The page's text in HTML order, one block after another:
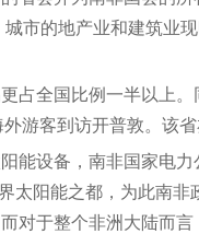
市的地产业和建筑业
占全国比例一半以上
游客到访开普敦。该
能设备，南非国家电
阳能之都，为此南
于整个非洲大陆而